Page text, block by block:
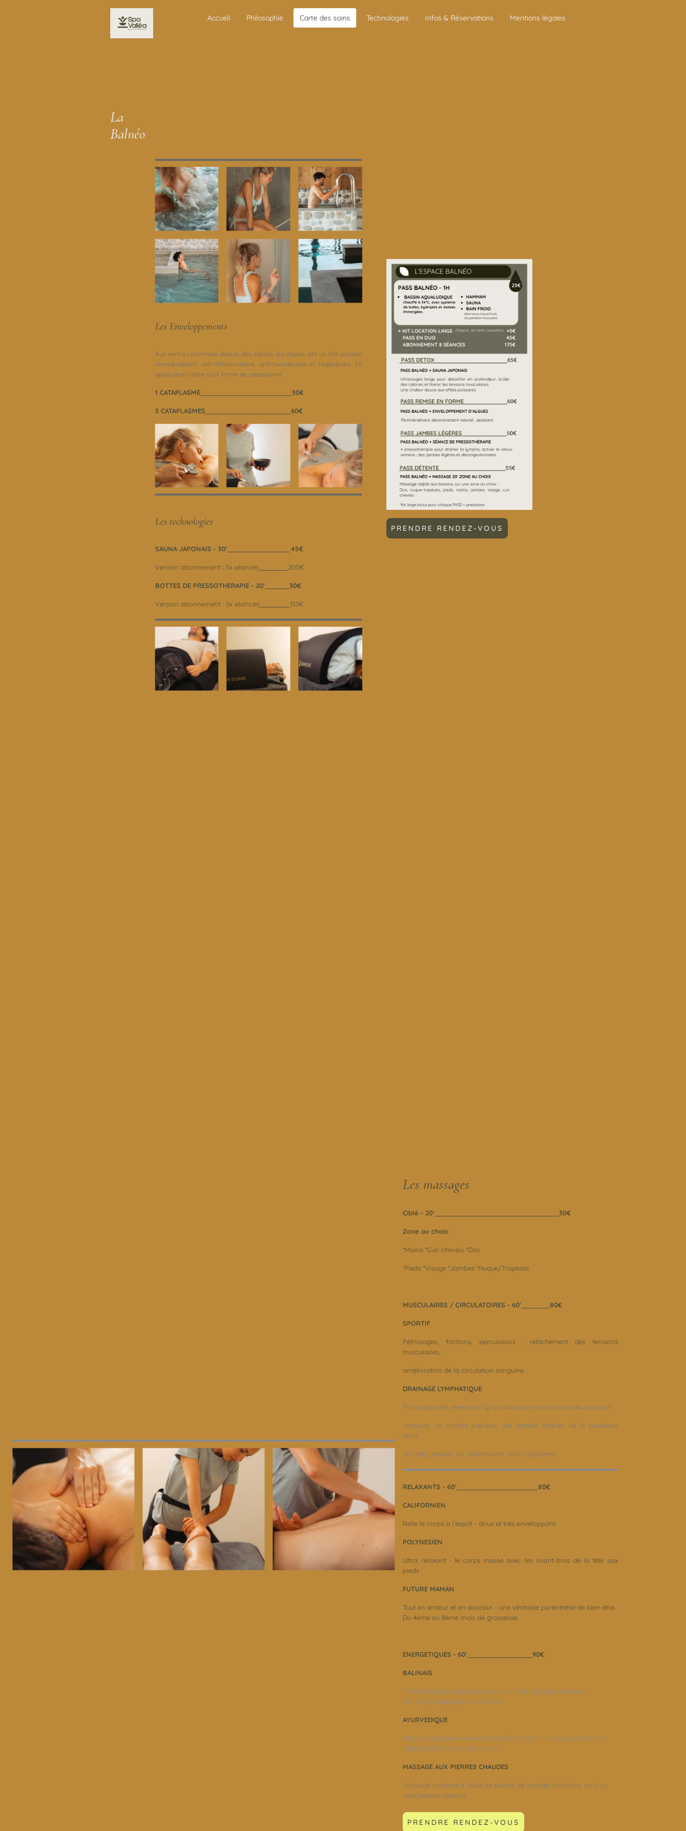
Accueil Philosophie Carte des soins Technologies Infos & Réservations Mentions légales
La
Balnéo
Les Enveloppements
Aux vertus reconnues depuis des siècles, les algues ont un fort pouvoir
reminéralisant, anti-inflammatoire, antirhumatismal et régénérant. En
application ciblée sous forme de cataplasme
1 CATAPLASME 30€
3 CATAPLASMES 60€
Les technologies
SAUNA JAPONAIS - 30' 45€
Version abonnement : 5x séances 200€
BOTTES DE PRESSOTHERAPIE - 20' 30€
Version abonnement : 5x séances 135€
PRENDRE RENDEZ-VOUS
Les massages
Ciblé - 20' 30€
Zone au choix :
*Mains *Cuir chevelu *Dos
*Pieds *Visage *Jambes *Nuque/Trapèzes
MUSCULAIRES / CIRCULATOIRES - 60' 80€
SPORTIF
Pétrissages, frictions, percussions : relâchement des tensions
musculaires,
amélioration de la circulation sanguine
DRAINAGE LYMPHATIQUE
Pompages des réservoirs lymphatiques et manœuvres douces pour
retrouver un confort précieux, des jambes légères, de la souplesse
dans
les articulations, du relâchement dans l’abdomen
RELAXANTS - 60' 80€
CALIFORNIEN
Relie le corps à l’esprit - doux et très enveloppant
POLYNESIEN
Ultra relaxant - le corps massé avec les avant-bras de la tête aux
pieds
FUTURE MAMAN
Tout en lenteur et en douceur - une véritable parenthèse de bien-être.
Du 4ème au 8ème mois de grossesse.
ENERGETIQUES - 60' 90€
BALINAIS
Parfait équilibre entre douceur et tonicité : lissages intenses,
pétrissages appuyés, étirements
AYURVEDIQUE
Rééquilibrant pour un véritable effet “Boost” - chasses et frictions
rapides et lentes en alternance
MASSAGE AUX PIERRES CHAUDES
Massage profond à l'aide de pierres de basalte chauffées, pour un
relâchement optimal
PRENDRE RENDEZ-VOUS